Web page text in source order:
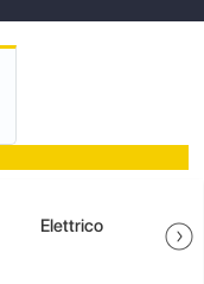
Elettrico